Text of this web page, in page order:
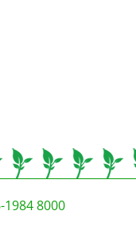
1984 8000